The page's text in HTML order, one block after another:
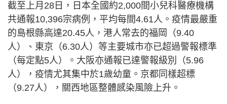
截至上月28日，日本全國約2,000間小兒科醫療機構
共通報10,396宗病例，平均每間4.61人。疫情最嚴重
的島根縣高達20.45人，港人常去的福岡（9.40
人）、東京（6.30人）等主要城市亦已超過警報標準
（每定點5人）。大阪亦通報已達警報級別（5.96
人），疫情尤其集中於1歲幼童。京都同樣超標
（9.27人），關西地區整體感染風險上升。